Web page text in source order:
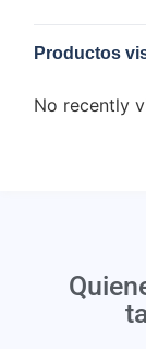
Productos
No recently